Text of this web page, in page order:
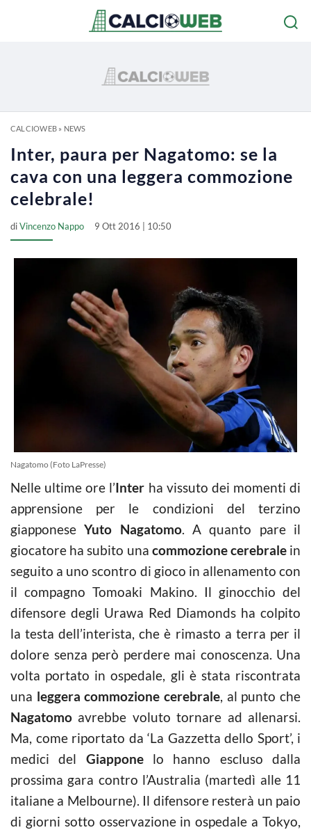
CALCIOWEB» NEWS
Inter, paura per Nagatomo: se la
cava con una leggera commozione
celebrale!
diVincenzo Nappo 9 Ott 2016 | 10:50
Nagatomo (Foto LaPresse)
Nelle ultime ore l’Inter ha vissuto dei momenti di
apprensione per le condizioni del terzino
giapponeseYuto Nagatomo. A quanto pare il
giocatore ha subito una commozione cerebralein
seguito a uno scontro di gioco in allenamento con
il compagno Tomoaki Makino. Il ginocchio del
difensore degli Urawa Red Diamonds ha colpito
la testa dell’interista, che è rimasto a terra per il
dolore senza però perdere mai conoscenza. Una
volta portato in ospedale, gli è stata riscontrata
una leggera commozione cerebrale, al punto che
Nagatomo avrebbe voluto tornare ad allenarsi.
Ma, come riportato da ‘La Gazzetta dello Sport’, i
medici del Giapponelo hanno escluso dalla
prossima gara contro l’Australia (martedì alle 11
italiane a Melbourne). Il difensore resterà un paio
di giorni sotto osservazione in ospedale a Tokyo,